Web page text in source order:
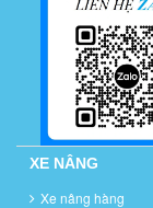
XE NÂNG
Xe nâng hàng